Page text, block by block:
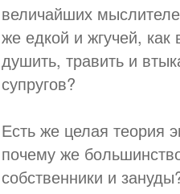
величайших
же едкой и жгучей, как
душить, травить и
супругов?
Есть же целая теория
почему же
собственники и